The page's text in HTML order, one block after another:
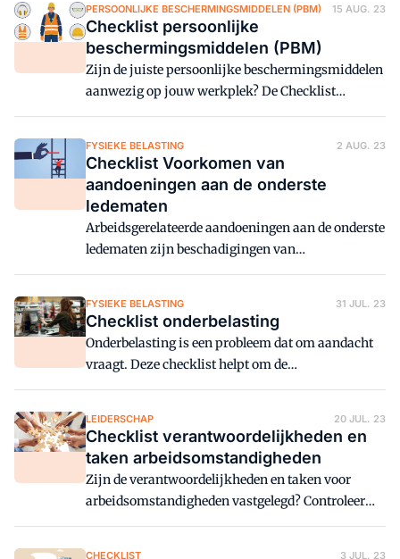
PERSOONLIJKE BESCHERMINGSMIDDELEN (PBM) 15 AUG. 23
Checklist persoonlijke
beschermingsmiddelen (PBM)
Zijn de juiste persoonlijke beschermingsmiddelen
aanwezig op jouw werkplek? De Checklist
persoonlijke beschermingsmiddelen (PBM) helpt
FYSIEKE BELASTING 2 AUG. 23
Checklist Voorkomen van
aandoeningen aan de onderste
ledematen
Arbeidsgerelateerde aandoeningen aan de onderste
ledematen zijn beschadigingen van
lichaamsstructuren, zoals pezen, spieren,
Deze checklist geeft zicht op de gevaren.
FYSIEKE BELASTING 31 JUL. 23
Checklist onderbelasting
Onderbelasting is een probleem dat om aandacht
vraagt. Deze checklist helpt om de
gezondheidsrisico's van onderbelasting in kaart te
LEIDERSCHAP 20 JUL. 23
Checklist verantwoordelijkheden en
taken arbeidsomstandigheden
Zijn de verantwoordelijkheden en taken voor
arbeidsomstandigheden vastgelegd? Controleer
het met deze checklist.
CHECKLIST 3 JUL. 23